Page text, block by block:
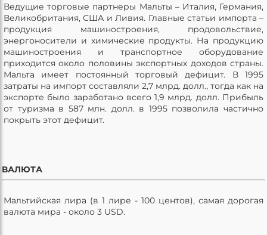
Ведущие торговые партнеры Мальты – Италия, Германия,
Великобритания, США и Ливия. Главные статьи импорта –
продукция машиностроения, продовольствие,
энергоносители и химические продукты. На продукцию
машиностроения и транспортное оборудование
приходится около половины экспортных доходов страны.
Мальта имеет постоянный торговый дефицит. В 1995
затраты на импорт составляли 2,7 млрд. долл., тогда как на
экспорте было заработано всего 1,9 млрд. долл. Прибыль
от туризма в 587 млн. долл. в 1995 позволила частично
покрыть этот дефицит.
ВАЛЮТА
Мальтийская лира (в 1 лире - 100 центов), самая дорогая
валюта мира - около 3 USD.